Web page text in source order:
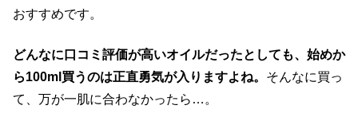
おすすめです。
どんなに口コミ評価が高いオイルだったとしても、始めか
ら100ml買うのは正直勇気が入りますよね。 そんなに買っ
て、万が一肌に合わなかったら…。